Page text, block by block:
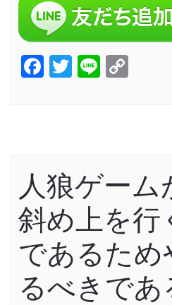
Facebook
Twitter
Line
人狼ゲーム
斜め上を行
であるため
るべきであ